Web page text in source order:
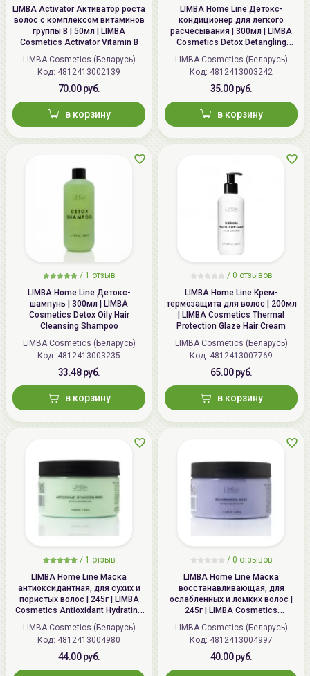
LIMBA Activator Активатор роста
волос с комплексом витаминов
группы В | 50мл | LIMBA
Cosmetics Activator Vitamin B
LIMBA Cosmetics (Беларусь)
Код: 4812413002139
70.00 руб.
в корзину
LIMBA Home Line Детокс-
кондиционер для легкого
расчесывания | 300мл | LIMBA
Cosmetics Detox Detangling
Conditioner for easy combing
LIMBA Cosmetics (Беларусь)
Код: 4812413003242
35.00 руб.
в корзину
/ 1 отзыв
LIMBA Home Line Детокс-
шампунь | 300мл | LIMBA
Cosmetics Detox Oily Hair
Cleansing Shampoo
LIMBA Cosmetics (Беларусь)
Код: 4812413003235
33.48 руб.
в корзину
/ 0 отзывов
LIMBA Home Line Крем-
термозащита для волос | 200мл
| LIMBA Cosmetics Thermal
Protection Glaze Hair Cream
LIMBA Cosmetics (Беларусь)
Код: 4812413007769
65.00 руб.
в корзину
/ 1 отзыв
LIMBA Home Line Маска
антиоксидантная, для сухих и
пористых волос | 245г | LIMBA
Cosmetics Antioxidant Hydrating
Mask for dry and porous hair
LIMBA Cosmetics (Беларусь)
Код: 4812413004980
44.00 руб.
/ 0 отзывов
LIMBA Home Line Маска
восстанавливающая, для
ослабленных и ломких волос |
245г | LIMBA Cosmetics
Rejuvenating Mask for weak and
brittle hair
LIMBA Cosmetics (Беларусь)
Код: 4812413004997
40.00 руб.